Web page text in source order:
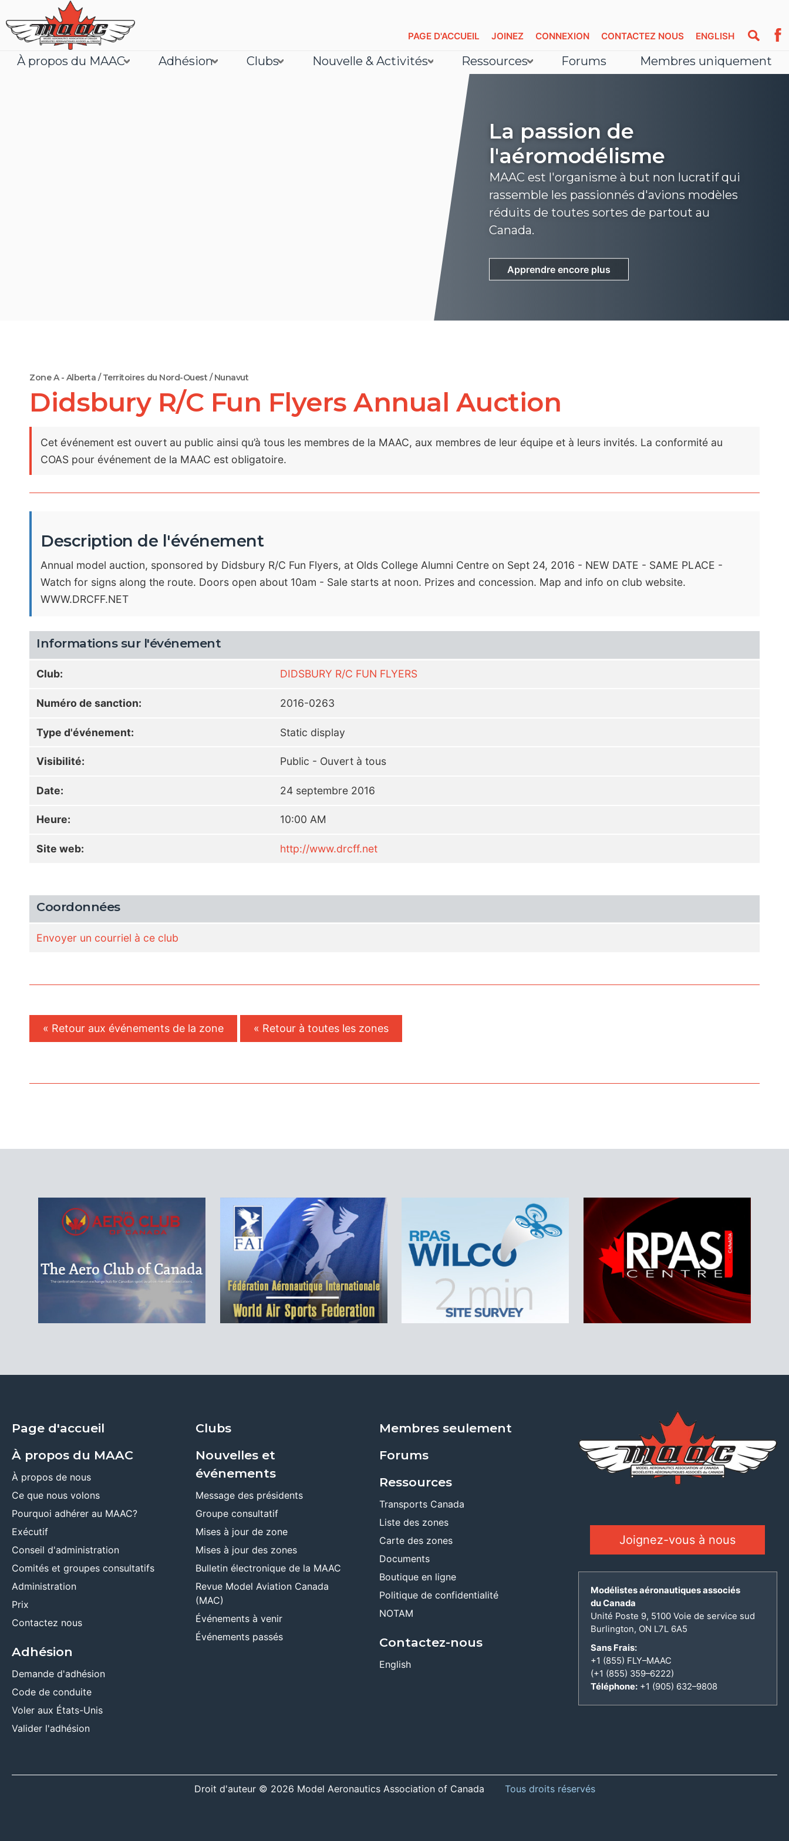
ENGLISH
CONTACTEZ NOUS
CONNEXION
JOINEZ
PAGE D'ACCUEIL
À propos du MAAC Adhésion Clubs Nouvelle & Activités Ressources Forums Membres uniquement
La passion de
l'aéromodélisme
MAAC est l'organisme à but non lucratif qui
rassemble les passionnés d'avions modèles
réduits de toutes sortes de partout au
Canada.
Apprendre encore plus
Apprendre encore plus
Zone A - Alberta / Territoires du Nord-Ouest / Nunavut
Didsbury R/C Fun Flyers Annual Auction
Cet événement est ouvert au public ainsi qu’à tous les membres de la MAAC, aux membres de leur équipe et à leurs invités. La conformité au
COAS pour événement de la MAAC est obligatoire.
Description de l'événement
Annual model auction, sponsored by Didsbury R/C Fun Flyers, at Olds College Alumni Centre on Sept 24, 2016 - NEW DATE - SAME PLACE -
Watch for signs along the route. Doors open about 10am - Sale starts at noon. Prizes and concession. Map and info on club website.
WWW.DRCFF.NET
Informations sur l'événement
Club: DIDSBURY R/C FUN FLYERS
Numéro de sanction: 2016-0263
Type d'événement: Static display
Visibilité: Public - Ouvert à tous
Date: 24 septembre 2016
Heure: 10:00 AM
Site web: http://www.drcff.net
Coordonnées
Envoyer un courriel à ce club
« Retour aux événements de la zone « Retour à toutes les zones
Page d'accueil
À propos du MAAC
À propos de nous
Ce que nous volons
Pourquoi adhérer au MAAC?
Exécutif
Conseil d'administration
Comités et groupes consultatifs
Administration
Prix
Contactez nous
Adhésion
Demande d'adhésion
Code de conduite
Voler aux États-Unis
Valider l'adhésion
Clubs
Nouvelles et
événements
Message des présidents
Groupe consultatif
Mises à jour de zone
Mises à jour des zones
Bulletin électronique de la MAAC
Revue Model Aviation Canada
(MAC)
Événements à venir
Événements passés
Membres seulement
Forums
Ressources
Transports Canada
Liste des zones
Carte des zones
Documents
Boutique en ligne
Politique de confidentialité
NOTAM
Contactez-nous
English
Joignez-vous à nous
Modélistes aéronautiques associés
du Canada
Unité Poste 9, 5100 Voie de service sud
Burlington, ON L7L 6A5
Sans Frais:
+1 (855) FLY–MAAC
(+1 (855) 359–6222)
Téléphone:+1 (905) 632–9808
Droit d'auteur © 2026 Model Aeronautics Association of Canada Tous droits réservés